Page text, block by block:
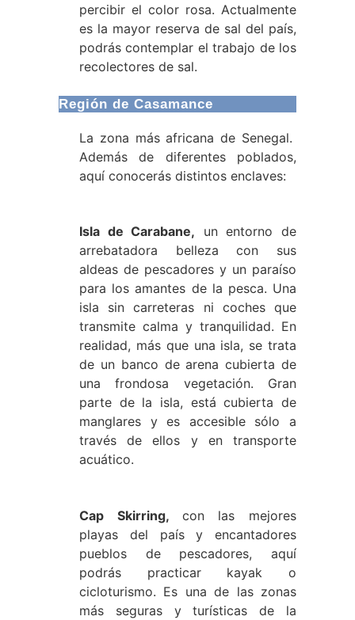
percibir el color rosa. Actualmente
es la mayor reserva de sal del país,
podrás contemplar el trabajo de los
recolectores de sal.
Región de Casamance
La zona más africana de Senegal.
Además de diferentes poblados,
aquí conocerás distintos enclaves:
Isla de Carabane, un entorno de
arrebatadora belleza con sus
aldeas de pescadores y un paraíso
para los amantes de la pesca. Una
isla sin carreteras ni coches que
transmite calma y tranquilidad. En
realidad, más que una isla, se trata
de un banco de arena cubierta de
una frondosa vegetación. Gran
parte de la isla, está cubierta de
manglares y es accesible sólo a
través de ellos y en transporte
acuático.
Cap Skirring, con las mejores
playas del país y encantadores
pueblos de pescadores, aquí
podrás practicar kayak o
cicloturismo. Es una de las zonas
más seguras y turísticas de la